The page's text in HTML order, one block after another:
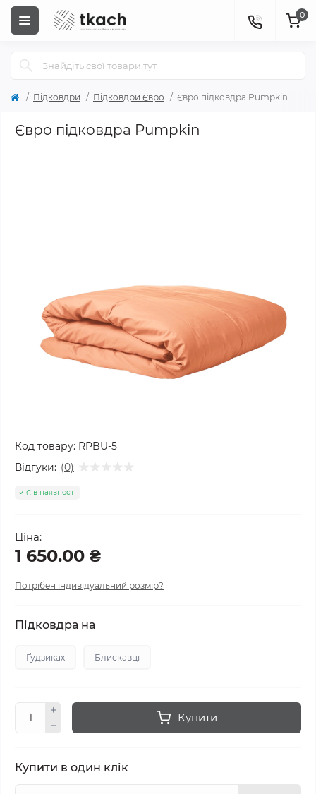
0
Підковдри Підковдри Євро Євро підковдра Pumpkin
Євро підковдра Pumpkin
Код товару: RPBU-5
Відгуки: (0)
Є в наявності
Ціна:
1 650.00 ₴
Потрібен індивідуальний розмір?
Підковдра на
Ґудзиках Блискавці
Купити
Купити в один клік